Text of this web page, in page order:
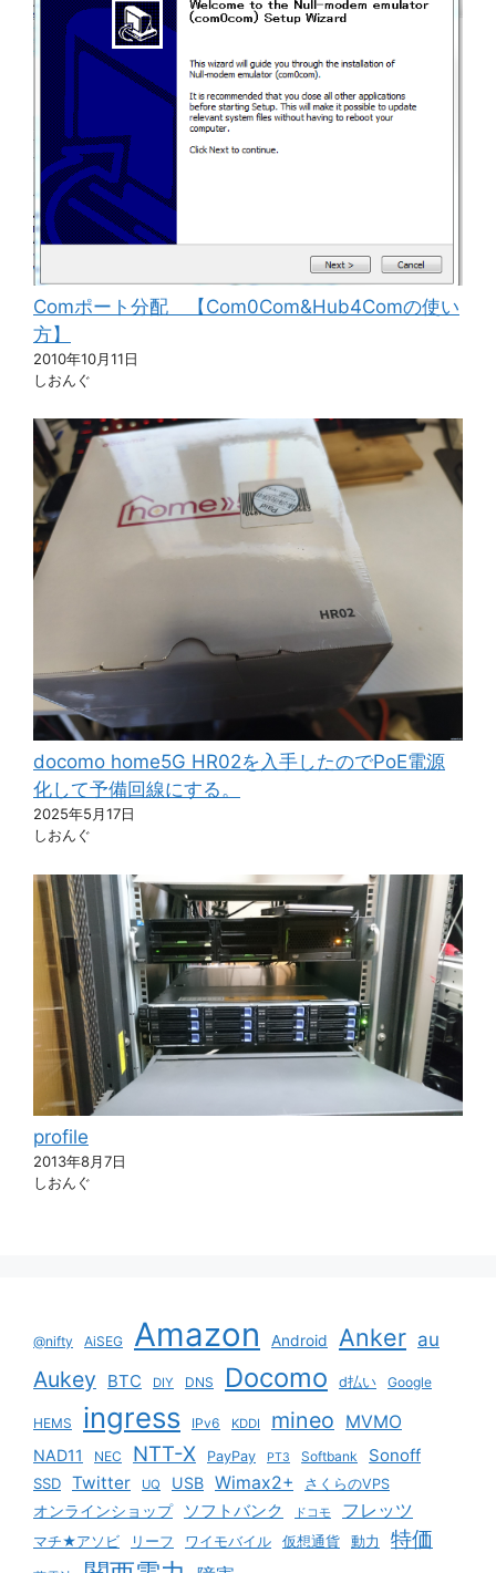
Comポート分配 【Com0Com&Hub4Comの使い
方】
2010年10月11日
しおんぐ
docomo home5G HR02を入手したのでPoE電源
化して予備回線にする。
2025年5月17日
しおんぐ
profile
2013年8月7日
しおんぐ
@nifty AiSEG Amazon Android Anker au
Aukey BTC DIY DNS Docomo d払い Google
HEMS ingress IPv6 KDDI mineo MVMO
NAD11 NEC NTT-X PayPay PT3 Softbank Sonoff
SSD Twitter UQ USB Wimax2+ さくらのVPS
オンラインショップ ソフトバンク ドコモ フレッツ
マチ★アソビ リーフ ワイモバイル 仮想通貨 動力 特価